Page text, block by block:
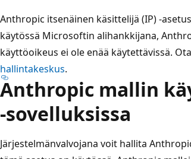
Anthropic itsenäinen käsittelijä (IP) -
käytössä Microsoftin alihankkijana,
käyttöoikeus ei ole enää käytettävissä.
hallintakeskus.
Anthropic mallin
-sovelluksissa
Järjestelmänvalvojana voit hallita